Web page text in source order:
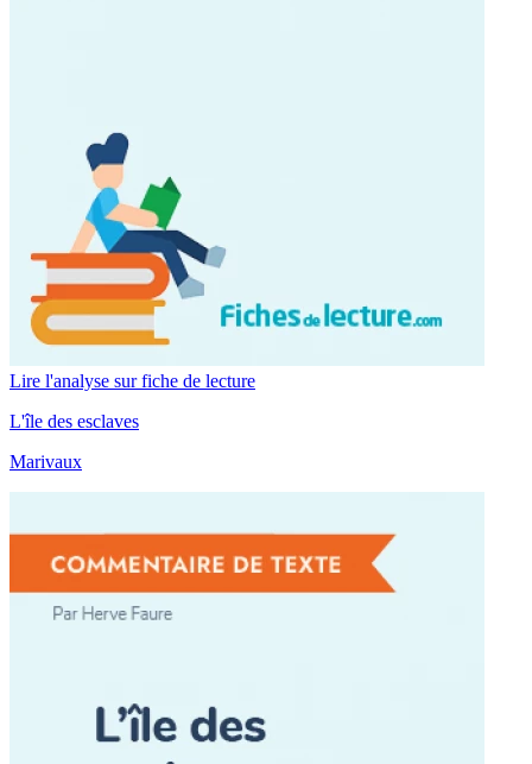
Lire l'analyse sur fiche de lecture
L'île des esclaves
Marivaux